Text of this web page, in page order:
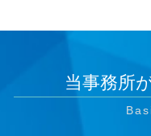
当事務所